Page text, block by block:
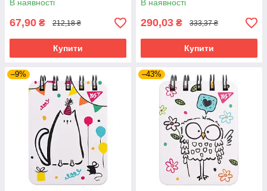
В наявності
67,90 ₴ 212,18 ₴
Купити
В наявності
290,03 ₴ 333,37 ₴
Купити
–9% –43%